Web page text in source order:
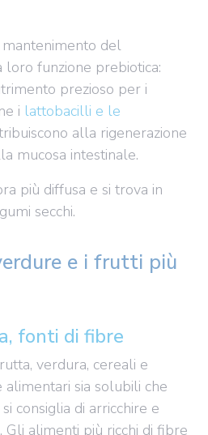
del
loro funzione prebiotica:
prezioso per i
i lattobacilli e le
alla rigenerazione
mucosa intestinale.
più diffusa e si trova in
secchi.
e i frutti più
fonti di fibre
verdura, cereali e
sia solubili che
consiglia di arricchire e
alimenti più ricchi di fibre